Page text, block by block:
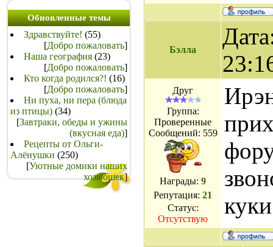
Обновленные темы
Здравствуйте! (55)
[Добро пожаловать]
Наша география (23)
[Добро пожаловать]
Кто когда родился?! (16)
[Добро пожаловать]
Ни пуха, ни пера (блюда
из птицы) (34)
[Завтраки, обеды и ужины
(вкусная еда)]
Рецепты от Ольги-
Алёнушки (250)
[Уютные домики наших
хозяюшек]
Бэлла
Друг
Группа:
Проверенные
Сообщений: 559
Награды: 9
Репутация: 21
Статус:
Отсутствую